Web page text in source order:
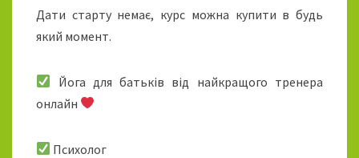
Дати старту немає, курс можна купити в будь
який момент.
Йога для батьків від найкращого тренера
онлайн
Психолог